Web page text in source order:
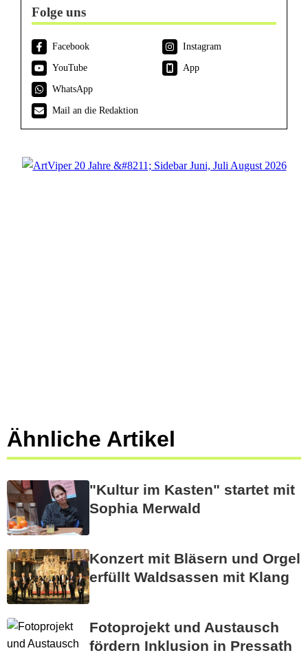
Folge uns
Facebook
Instagram
YouTube
App
WhatsApp
Mail an die Redaktion
Ähnliche Artikel
"Kultur im Kasten" startet mit
Sophia Merwald
Konzert mit Bläsern und Orgel
erfüllt Waldsassen mit Klang
Fotoprojekt und Austausch
fördern Inklusion in Pressath